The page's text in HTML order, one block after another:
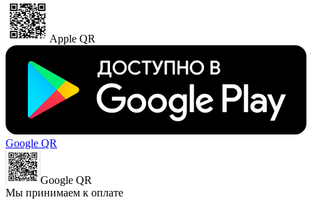
Apple QR
Google QR
Google QR
Мы принимаем к оплате